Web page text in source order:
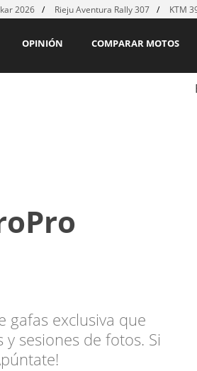
2026 Rieju Aventura Rally 307 KTM
COMPARAR MOTOS
OPINIÓN
gafas exclusiva que
sesiones de fotos. Si